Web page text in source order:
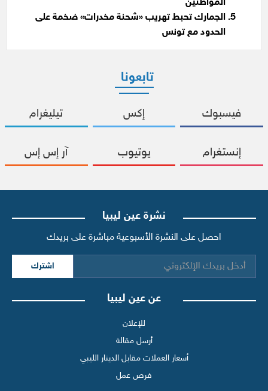
المواطنين
الجمارك تحبط تهريب «شحنة مخدرات» ضخمة على
الحدود مع تونس
تابعونا
فيسبوك إكس تيليغرام
إنستغرام يوتيوب آر إس إس
نشرة عين ليبيا
احصل على النشرة الأسبوعية مباشرة على بريدك
اشترك
عن عين ليبيا
للإعلان
أرسل مقالة
أسعار العملات مقابل الدينار الليبي
فرص عمل